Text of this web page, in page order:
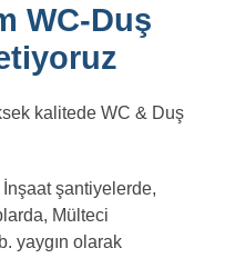
WC-Duş
kalitede WC & Duş
şantiyelerde,
Mülteci
yaygın olarak